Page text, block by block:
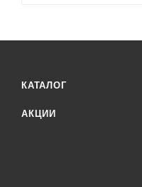
КАТАЛОГ
АКЦИИ